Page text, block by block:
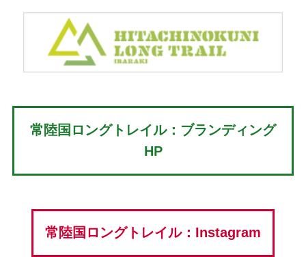
常陸国ロングトレイル：ブランディング
HP
常陸国ロングトレイル：Instagram